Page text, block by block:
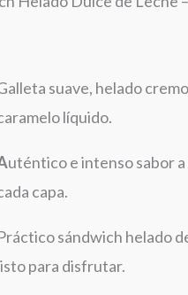
suave, helado
líquido.
uténtico e intenso sabor
capa.
sándwich helado
para disfrutar.